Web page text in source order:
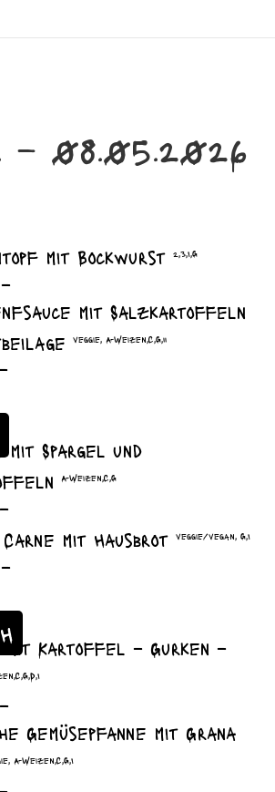
– 08.05.2026
mit Bockwurst 2,3,I,G
mit Salzkartoffeln
veggie, A-Weizen,C,G,11
Spargel und
A-Weizen,C,G
mit Hausbrot
veggie/vegan, G,I
mit Kartoffel – Gurken –
Gemüsepfanne mit Grana
A-Weizen,C,G,I